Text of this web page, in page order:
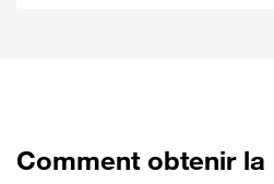
Comment obtenir la